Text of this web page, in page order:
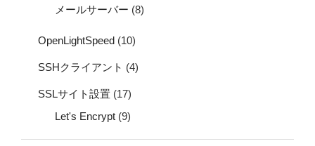
メールサーバー (8)
OpenLightSpeed (10)
SSHクライアント (4)
SSLサイト設置 (17)
Let's Encrypt (9)